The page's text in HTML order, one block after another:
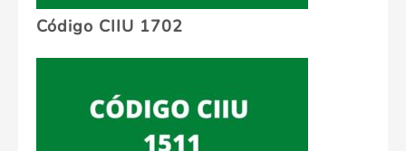
Código CIIU 1702